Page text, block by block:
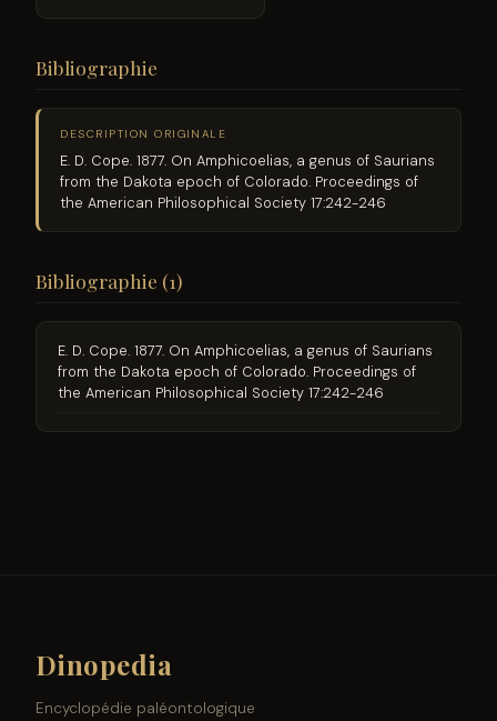
Bibliographie
DESCRIPTION ORIGINALE
E. D. Cope. 1877. On Amphicoelias, a genus of Saurians
from the Dakota epoch of Colorado. Proceedings of
the American Philosophical Society 17:242-246
Bibliographie (1)
E. D. Cope. 1877. On Amphicoelias, a genus of Saurians
from the Dakota epoch of Colorado. Proceedings of
the American Philosophical Society 17:242-246
Dinopedia
Encyclopédie paléontologique